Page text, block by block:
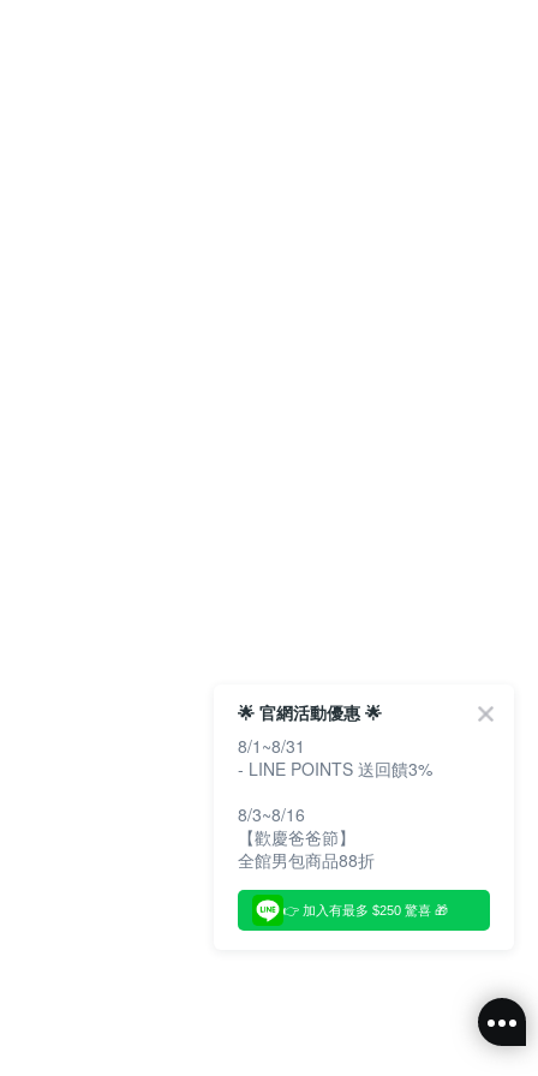
🌟 官網活動優惠 🌟
8/1~8/31
- LINE POINTS 送回饋3%
8/3~8/16
【歡慶爸爸節】
全館男包商品88折
👉 加入有最多 $250 驚喜 🎁